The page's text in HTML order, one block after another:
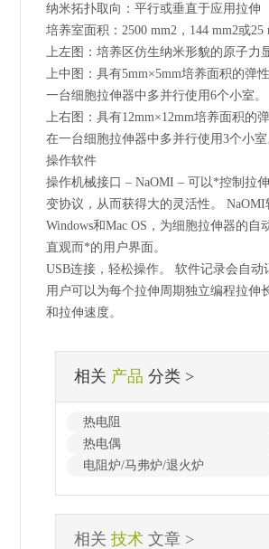
纳米拓扑取向：平行或垂直于应用拉伸
培养室面积：2500 mm2，144 mm2或25
上左图：培养区仿生纳米形貌的原子力
上中图：具有5mm×5mm培养面积的弹
一台细胞拉伸器中多并行使用6个小室。
上右图：具有12mm×12mm培养面积的
在一台细胞拉伸器中多并行使用3个小室
操作软件
操作机械接口 – NaOMI – 可以*控制拉
变协议，从而获得大的灵活性。 NaOMI
Windows和Mac OS，为细胞拉伸器的自
直观而*的用户界面。
USB连接，轻松操作。 软件记录会自动
用户可以为每个拉伸周期独立编程拉伸
和拉伸速度。
相关 产品 分类 >
热电阻
热电偶
电阻炉/马弗炉/退火炉
相关技术 文章 >